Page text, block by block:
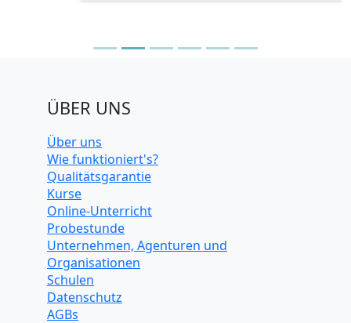
ÜBER UNS
Über uns
Wie funktioniert's?
Qualitätsgarantie
Kurse
Online-Unterricht
Probestunde
Unternehmen, Agenturen und
Organisationen
Schulen
Datenschutz
AGBs